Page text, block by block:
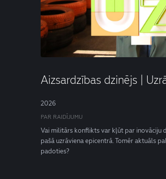
Aizsardzības dzinējs |
2026
PAR RAIDĪJUMU
Vai militārs konflikts var kļūt par inovāciju
pašā uzrāviena epicentrā. Tomēr aktuāls
padoties?